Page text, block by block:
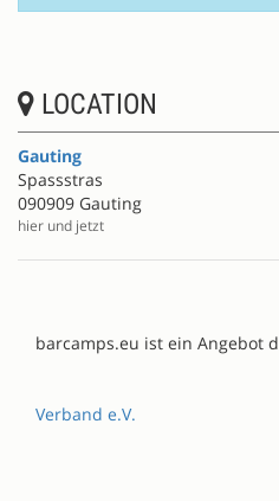
LOCATION
Gauting
Spassstras
090909 Gauting
hier und jetzt
barcamps.eu ist ein Angebot
Verband e.V.